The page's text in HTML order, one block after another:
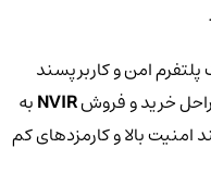
امن و کاربرپسند
خرید و فروشNVIRبه
بالا و کارمزدهای کم